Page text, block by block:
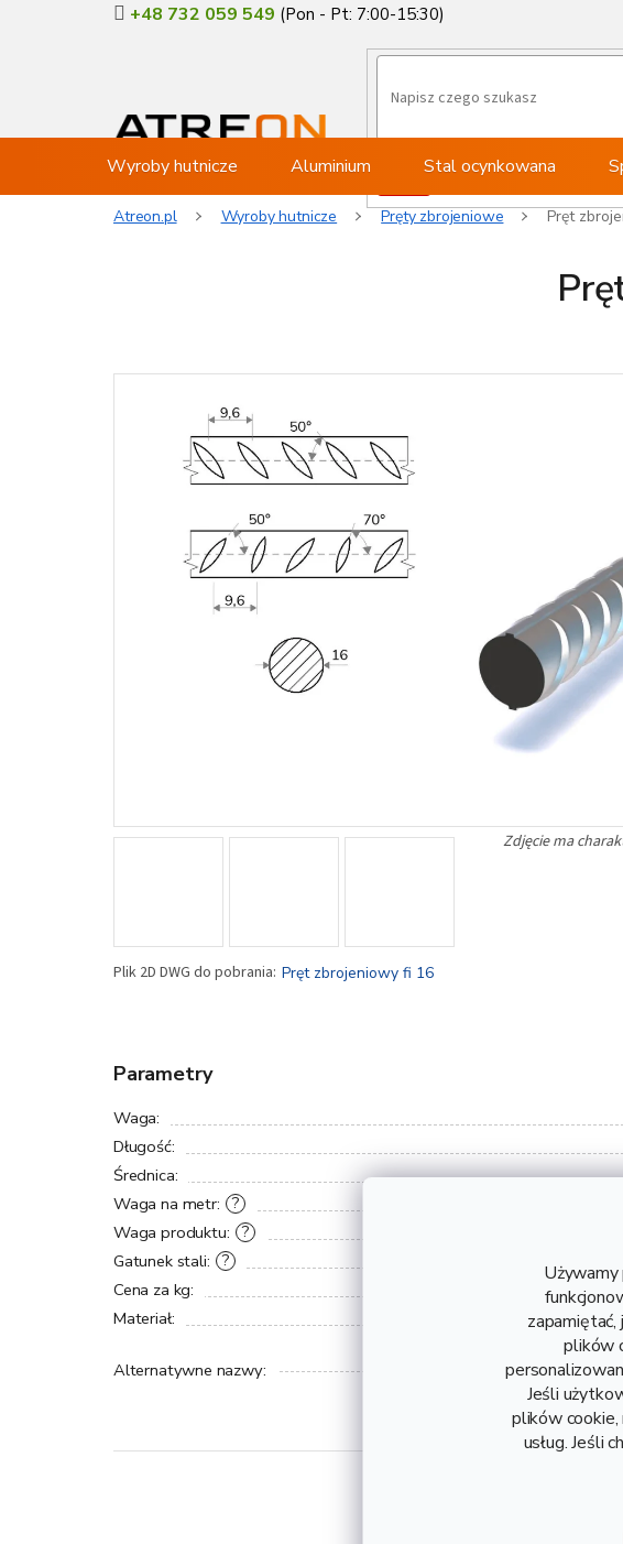
Używamy
plików
Jeśli
plików cookie,
usług. Jeśli
+48 732 059 549
Wyroby hutnicze Aluminium Stal ocynkowana
Atreon.pl Wyroby hutnicze Pręty zbrojeniowe Pręt
Pręt zbrojeniowy fi 16
Parametry
Waga:
Długość:
Średnica:
?
Waga na metr:
?
Waga produktu:
?
Gatunek stali:
Cena za kg:
Materiał:
Alternatywne nazwy:
Pręt